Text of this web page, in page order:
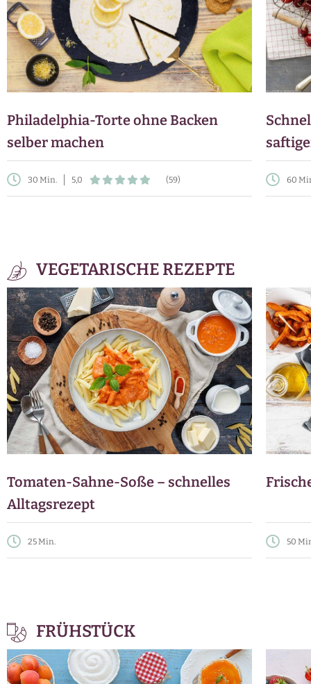
Philadelphia-Torte ohne Backen
selber machen
30 Min. 5,0 (59) 60
VEGETARISCHE REZEPTE
Tomaten-Sahne-Soße – schnelles
Alltagsrezept
25 Min. 50
FRÜHSTÜCK